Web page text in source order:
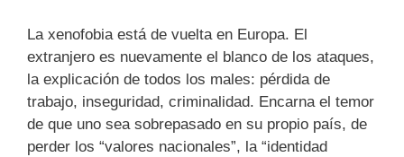
La xenofobia está de vuelta en Europa. El
extranjero es nuevamente el blanco de los ataques,
la explicación de todos los males: pérdida de
trabajo, inseguridad, criminalidad. Encarna el temor
de que uno sea sobrepasado en su propio país, de
perder los “valores nacionales”, la “identidad